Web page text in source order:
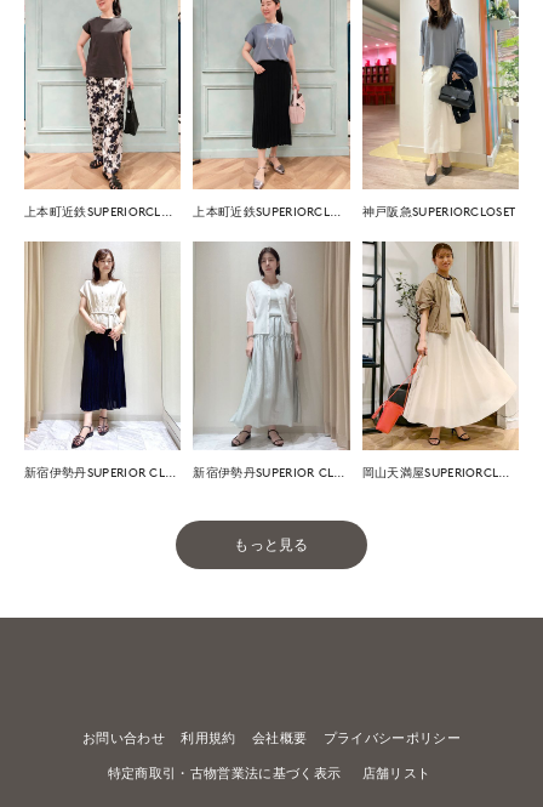
神戸阪急SUPERIORCLOSET
もっと見る
お問い合わせ 利用規約 会社概要 プライバシーポリシー
特定商取引・古物営業法に基づく表示 店舗リスト